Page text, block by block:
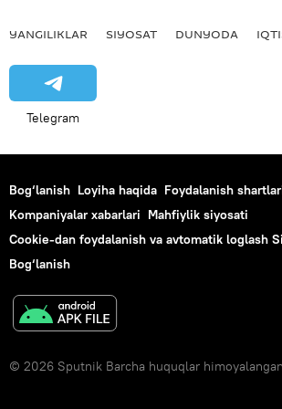
YANGILIKLAR SIYOSAT DUNYODA
Telegram
Bog‘lanish Loyiha haqida Foydalanish
Kompaniyalar xabarlari Mahfiylik siyosati
Cookie-dan foydalanish va avtomatik loglash
Bog‘lanish
© 2026 Sputnik Barcha huquqlar